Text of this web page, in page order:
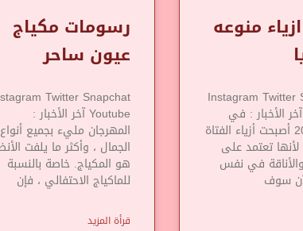
منوعه
Instagram Twitter
Youtube آخر الأخبار : في
صيف 2021 أصبحت أزياء الفتاة
لأنها تعتمد على
في نفس
سوف
رسومات مكياج
عيون ساحر
Twitter Snapchat
Youtube آخر الأخبار :
المهرجان مليء بجميع أنواع
الجمال ، وأكثر ما يلفت
هو المكياج. خاصة بالنسبة
للماكياج الاحتفالي ، فإن
قرأة المزيد